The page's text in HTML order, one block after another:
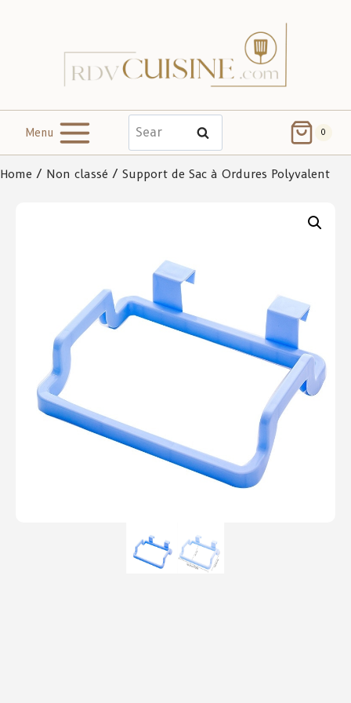
Menu Search 0
Home / Non classé / Support de Sac à Ordures Polyvalent